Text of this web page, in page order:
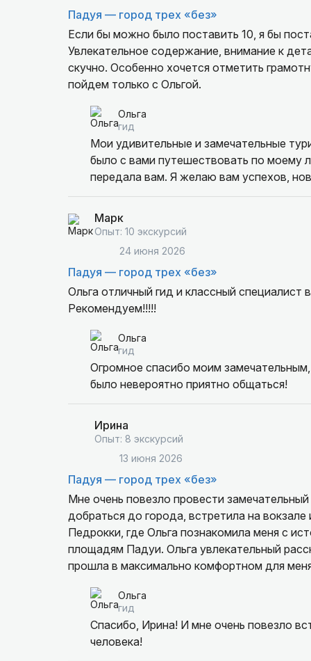
Падуя — город трех «без»
Если бы можно было поставить 10, я бы
Увлекательное содержание, внимание к
скучно. Особенно хочется отметить
пойдем только с Ольгой.
Ольга
гид
Мои удивительные и замечательные
было с вами путешествовать по моему
передала вам. Я желаю вам успехов,
Марк
Опыт: 10 экскурсий
24 июня 2026
Падуя — город трех «без»
Ольга отличный гид и классный специалист в истории города в котором живет и очень любит.
Рекомендуем!!!!!
Ольга
гид
Огромное спасибо моим
было невероятно приятно общаться!
Ирина
Опыт: 8 экскурсий
13 июня 2026
Падуя — город трех «без»
Мне очень повезло провести
добраться до города, встретила на
Педрокки, где Ольга познакомила меня с
площадям Падуи. Ольга увлекательный
прошла в максимально комфортном для
хочет почувствовать этот чудесный город.
Ольга
гид
Спасибо, Ирина! И мне очень повезло
человека!